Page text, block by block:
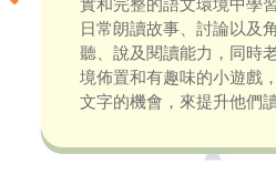
實和完整的語文環境中學
日常朗讀故事、討論以及
聽、說及閱讀能力，同時
境佈置和有趣味的小遊戲
文字的機會，來提升他們